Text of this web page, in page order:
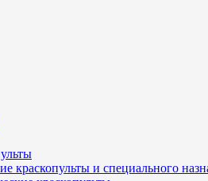
краскопульты и специального